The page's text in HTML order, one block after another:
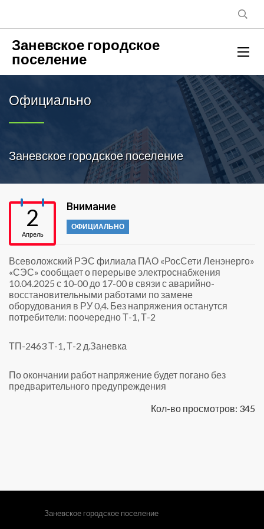
Заневское городское
поселение
Официально
Заневское городское поселение
2
Апрель
Внимание
ОФИЦИАЛЬНО
Всеволожский РЭС филиала ПАО «РосСети Ленэнерго»
«СЭС» сообщает о перерыве электроснабжения
10.04.2025 с 10-00 до 17-00 в связи с аварийно-
восстановительными работами по замене
оборудования в РУ 0,4. Без напряжения останутся
потребители: поочередно Т-1, Т-2
ТП-2463 Т-1, Т-2 д.Заневка
По окончании работ напряжение будет погано без
предварительного предупреждения
Кол-во просмотров: 345
Заневское городское поселение